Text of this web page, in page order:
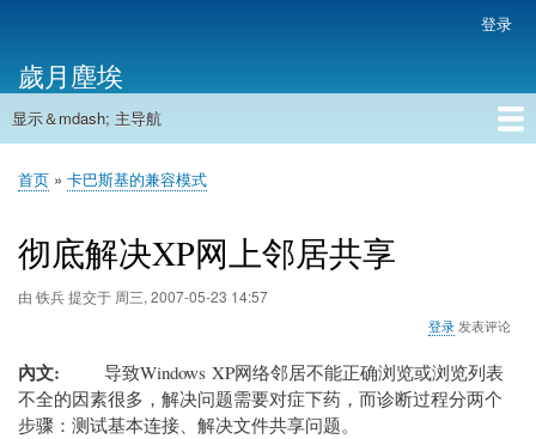
主
内
帐
户
菜
单
登录
歲月塵埃
主
航
显示＆mdash; 主导航
首页
面
屑
首页 卡巴斯基的兼容模式
彻底解决XP网上邻居共享
由 铁兵提交于 周三, 2007-05-23 14:57
登录 发表评论
內文
导致Windows XP网络邻居不能正确浏览或浏览列表
不全的因素很多，解决问题需要对症下药，而诊断过程分两个
步骤：测试基本连接、解决文件共享问题。